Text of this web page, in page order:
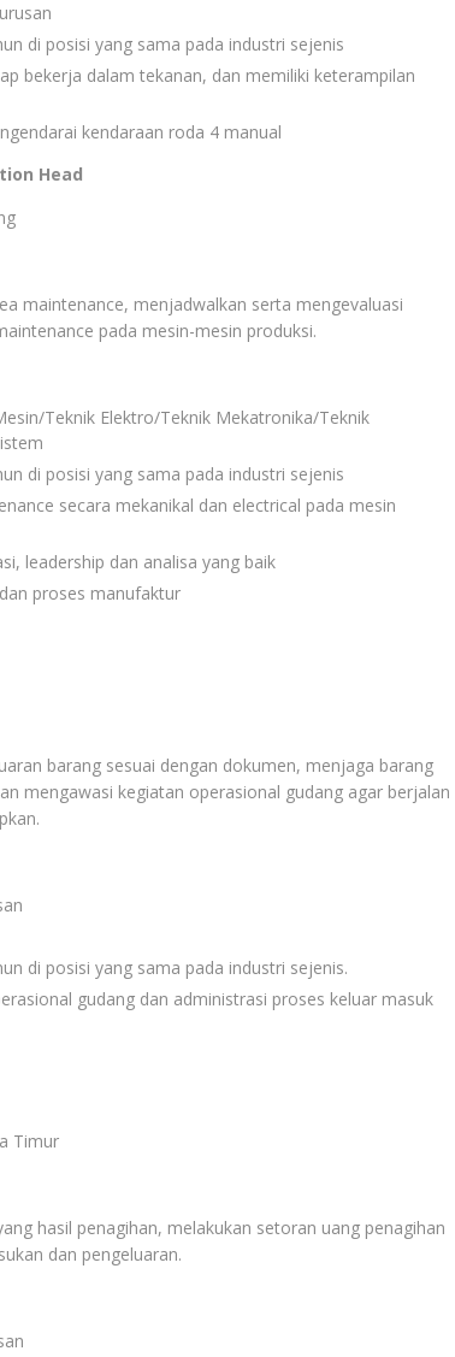
di posisi yang sama pada industri sejenis
bekerja dalam tekanan, dan memiliki keterampilan
kendaraan roda 4 manual
Head
maintenance, menjadwalkan serta mengevaluasi
pada mesin-mesin produksi.
Teknik Elektro/Teknik Mekatronika/Teknik
di posisi yang sama pada industri sejenis
secara mekanikal dan electrical pada mesin
leadership dan analisa yang baik
proses manufaktur
barang sesuai dengan dokumen, menjaga barang
mengawasi kegiatan operasional gudang agar berjalan
di posisi yang sama pada industri sejenis.
gudang dan administrasi proses keluar masuk
Timur
hasil penagihan, melakukan setoran uang penagihan
dan pengeluaran.